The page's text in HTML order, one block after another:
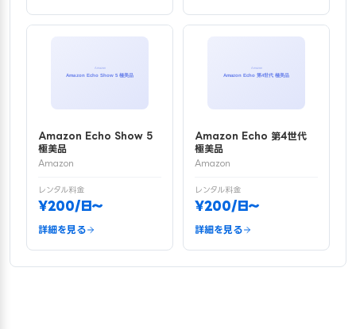
Amazon Echo Show 5
極美品
Amazon
レンタル料金
¥200/日〜
詳細を見る
Amazon Echo 第4世代
極美品
Amazon
レンタル料金
¥200/日〜
詳細を見る